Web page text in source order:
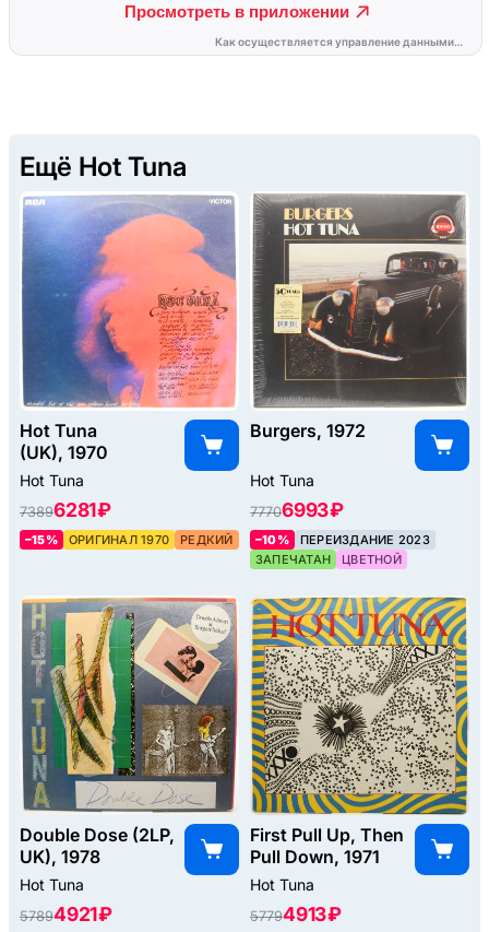
Ещё Hot Tuna
Hot Tuna
(UK), 1970
Hot Tuna
73896281 ₽
–15% ОРИГИНАЛ 1970 РЕДКИЙ
Burgers, 1972
Hot Tuna
77706993 ₽
–10%
ПЕРЕИЗДАНИЕ 2023
ЗАПЕЧАТАН
ЦВЕТНОЙ
Double Dose (2LP,
UK), 1978
Hot Tuna
57894921 ₽
First Pull Up, Then
Pull Down, 1971
Hot Tuna
57794913 ₽